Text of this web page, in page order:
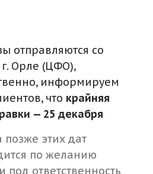
отправляются со
Орле (ЦФО),
информируем
что крайняя
— 25 декабря
позже этих дат
по желанию
под ответственность